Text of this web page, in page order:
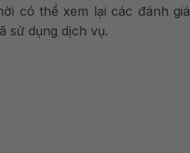
có thể xem lại các đánh giá
sử dụng dịch vụ.